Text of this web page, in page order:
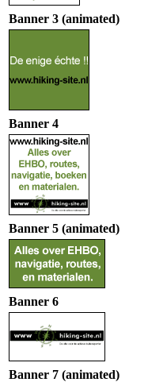
Banner 3 (animated)
Banner 4
Banner 5 (animated)
Banner 6
Banner 7 (animated)